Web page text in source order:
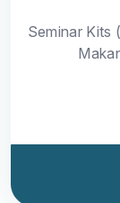
Seminar Kits